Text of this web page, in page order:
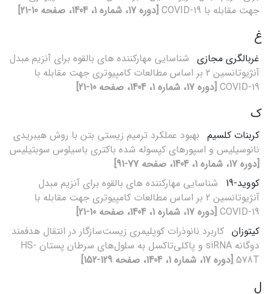
جهت مقابله با COVID-19
[دوره 17، شماره 1، 1404، صفحه 10-21]
غ
غربالگری مجازی شناسایی مهارکننده های بالقوه برای آنزیم مبدل
آنژیوتانسین 2 بر اساس مطالعات کامپیوتری جهت مقابله با
COVID-19 [دوره 17، شماره 1، 1404، صفحه 10-21]
ک
کربنات کلسیم بهبود عملکرد ترمیم زیستی بتن با روش هیبریدی
نانوسیلیس و اسپورهای کپسوله شده باکتری باسیلوس سوبتیلیس
[دوره 17، شماره 1، 1404، صفحه 77-91]
کووید-19
شناسایی مهارکننده های بالقوه برای آنزیم مبدل
آنژیوتانسین 2 بر اساس مطالعات کامپیوتری جهت مقابله با
COVID-19 [دوره 17، شماره 1، 1404، صفحه 10-21]
کیتوزان کاربرد نانوذرات کوپلیمری زیست‌سازگار در انتقال هدفمند
دوگانه siRNA و پاکلی‌تاکسل به سلول‌های سرطان پستان HS-
578T [دوره 17، شماره 1، 1404، صفحه 129-152]
ل